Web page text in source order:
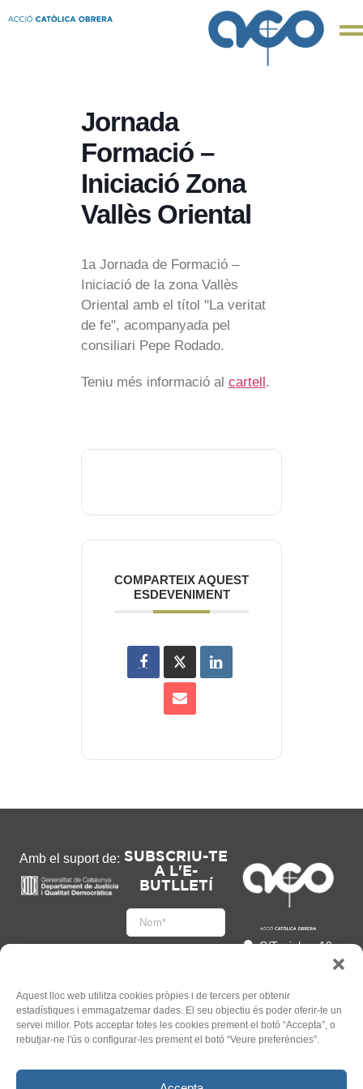
Aquest lloc web utilitza cookies pròpies i de tercers per obtenir
estadístiques i emmagatzemar dades. El seu objectiu és poder oferir-te un
servei millor. Pots acceptar totes les cookies prement el botó “Accepta”, o
rebutjar-ne l'ús o configurar-les prement el botó “Veure preferències”.
Jornada
Formació –
Iniciació Zona
Vallès Oriental
1a Jornada de Formació –
Iniciació de la zona Vallès
Oriental amb el títol "La veritat
de fe", acompanyada pel
consiliari Pepe Rodado.
Teniu més informació al cartell .
COMPARTEIX AQUEST
ESDEVENIMENT
Amb el suport de: SUBSCRIU-TE
A L'E-
BUTLLETÍ
Accepto
l'Informació legal
C/Tapioles, 10
93 505 86 86
hola@acocat.org